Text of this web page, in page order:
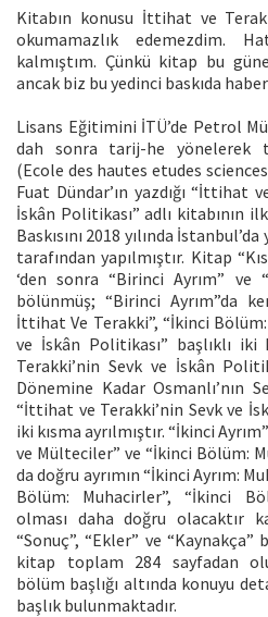
Kitabın konusu İttihat ve
okumamazlık edemezdim.
kalmıştım. Çünkü kitap bu
ancak biz bu yedinci baskıda
Lisans Eğitimini İTÜ’de Petrol
dah sonra tarij-he yönelerek
(Ecole des hautes etudes
Fuat Dündar’ın yazdığı “İttihat
İskân Politikası” adlı kitabının ilk
Baskısını 2018 yılında
tarafından yapılmıştır. Kitap
‘den sonra “Birinci Ayrım” ve
bölünmüş; “Birinci Ayrım”da
İttihat Ve Terakki”, “İkinci
ve İskân Politikası” başlıklı iki
Terakki’nin Sevk ve İskân
Dönemine Kadar Osmanlı’nın
“İttihat ve Terakki’nin Sevk ve
iki kısma ayrılmıştır. “İkinci
ve Mülteciler” ve “İkinci Bölüm:
da doğru ayrımın “İkinci Ayrım:
Bölüm: Muhacirler”, “İkinci
olması daha doğru olacaktır
“Sonuç”, “Ekler” ve
kitap toplam 284 sayfadan
bölüm başlığı altında konuyu
başlık bulunmaktadır.